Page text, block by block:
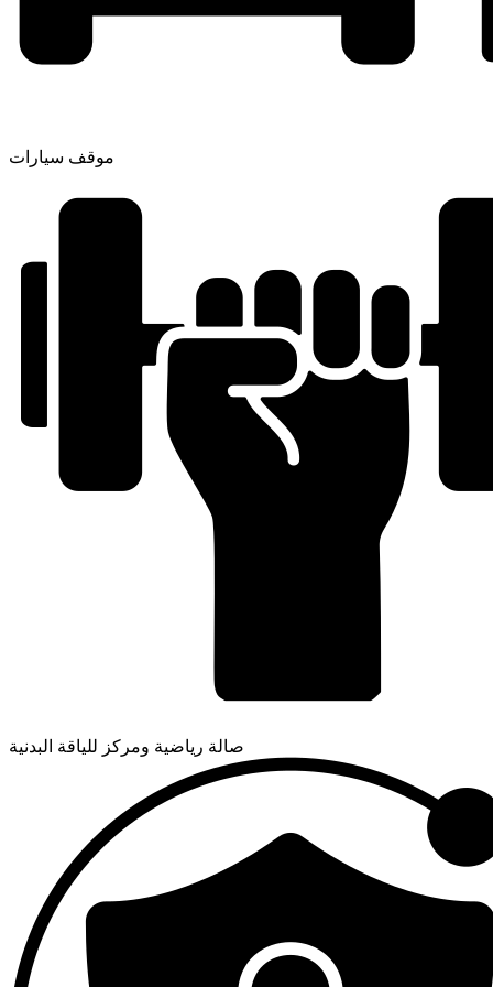
موقف سيارات
صالة رياضية ومركز للياقة البدنية